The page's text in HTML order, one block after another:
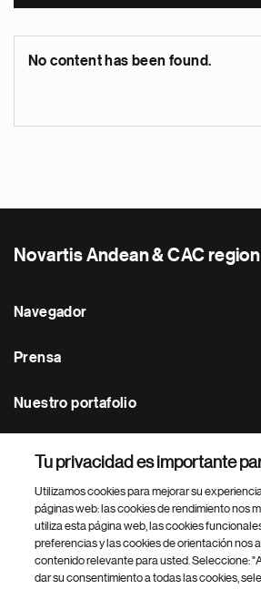
No content has been found.
Novartis Andean & CAC region
Navegador
Prensa
Nuestro portafolio
Footer Site Search
Tu privacidad es importante
Utilizamos cookies para mejorar su
páginas web: las cookies de rendimiento nos
utiliza esta página web, las cookies
preferencias y las cookies de orientación nos
contenido relevante para usted. Seleccione:
dar su consentimiento a todas las cookies,